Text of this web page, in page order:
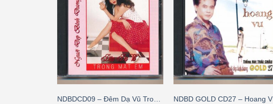
NDBDCD09 – Đêm Dạ Vũ Trong
NDBD GOLD CD27 – Hoang Vu